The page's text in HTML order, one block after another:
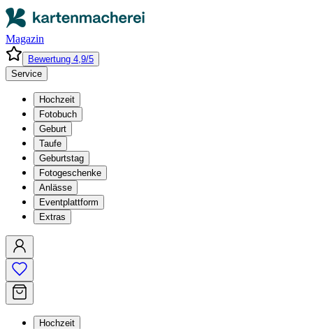
Magazin
Bewertung 4,9/5
Service
Hochzeit
Fotobuch
Geburt
Taufe
Geburtstag
Fotogeschenke
Anlässe
Eventplattform
Extras
Hochzeit